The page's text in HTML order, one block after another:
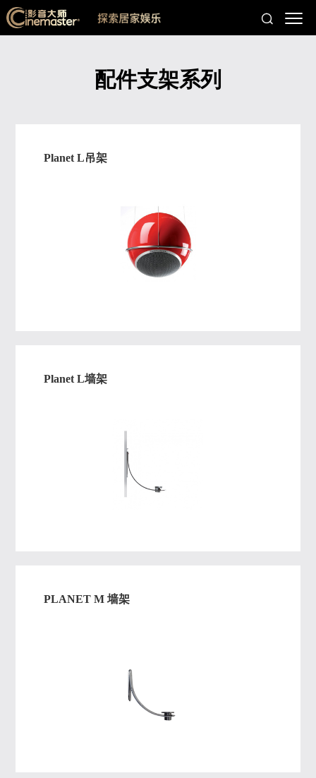
配件支架系列
Planet L吊架
Planet L墙架
PLANET M 墙架